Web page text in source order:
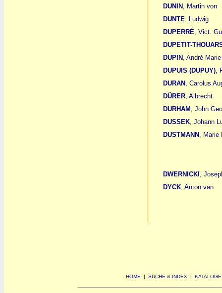
DUNIN , Martin von
DUNTE, Ludwig
DUPERRÉ, Vict.
DUPETIT-
DUPIN , André
DUPUIS (DUPUY),
DURAN , Carolus
DÜRER, Albrecht
DURHAM , John
DUSSEK, Johann
DUSTMANN , Marie
DWERNICKI ,
DYCK, Anton van
HOME | SUCHE & INDEX | KATALOGE